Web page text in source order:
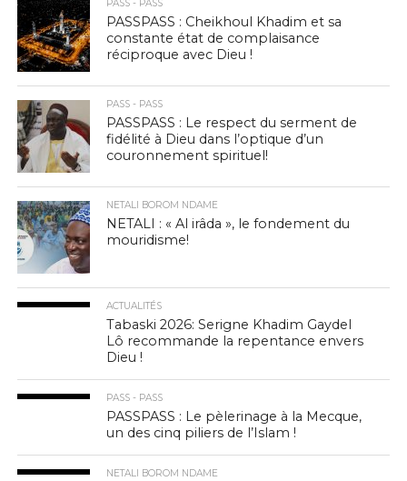
PASS - PASS
PASSPASS : Cheikhoul Khadim et sa
constante état de complaisance
réciproque avec Dieu !
PASS - PASS
PASSPASS : Le respect du serment de
fidélité à Dieu dans l’optique d’un
couronnement spirituel!
NETALI BOROM NDAME
NETALI : « Al irâda », le fondement du
mouridisme!
ACTUALITÉS
Tabaski 2026: Serigne Khadim Gaydel
Lô recommande la repentance envers
Dieu !
PASS - PASS
PASSPASS : Le pèlerinage à la Mecque,
un des cinq piliers de l’Islam !
NETALI BOROM NDAME